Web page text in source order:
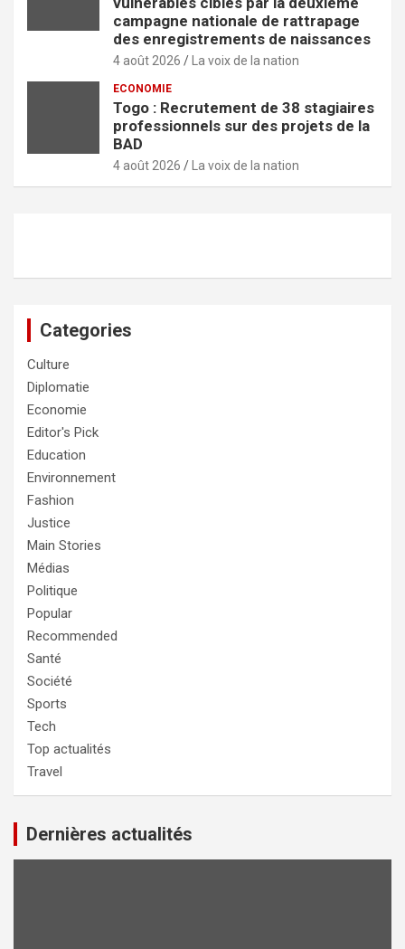
campagne nationale de rattrapage
des enregistrements de naissances
4 août 2026 La voix de la nation
ECONOMIE
Togo : Recrutement de 38 stagiaires
professionnels sur des projets de la
BAD
4 août 2026 La voix de la nation
Categories
Culture
Diplomatie
Economie
Editor's Pick
Education
Environnement
Fashion
Justice
Main Stories
Médias
Politique
Popular
Recommended
Santé
Société
Sports
Tech
Top actualités
Travel
Dernières actualités